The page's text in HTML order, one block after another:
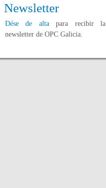
Newsletter
Dése de altapara recibir la
newsletter de OPC Galicia.